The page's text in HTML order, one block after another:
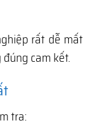
rất dễ mất
cam kết.
tra: